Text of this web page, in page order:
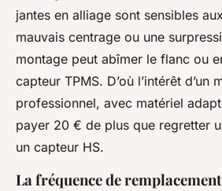
jantes en alliage sont sensibles
mauvais centrage ou une
montage peut abîmer le flanc ou
capteur TPMS. D’où l’intérêt d’un
professionnel, avec matériel
payer 20 € de plus que regretter
un capteur HS.
La fréquence de remplacement